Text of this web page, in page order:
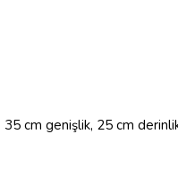
35 cm genişlik, 25 cm